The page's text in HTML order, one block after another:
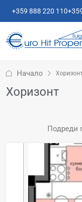
+359 888 220 110
Начало
Хоризонт
Подреди